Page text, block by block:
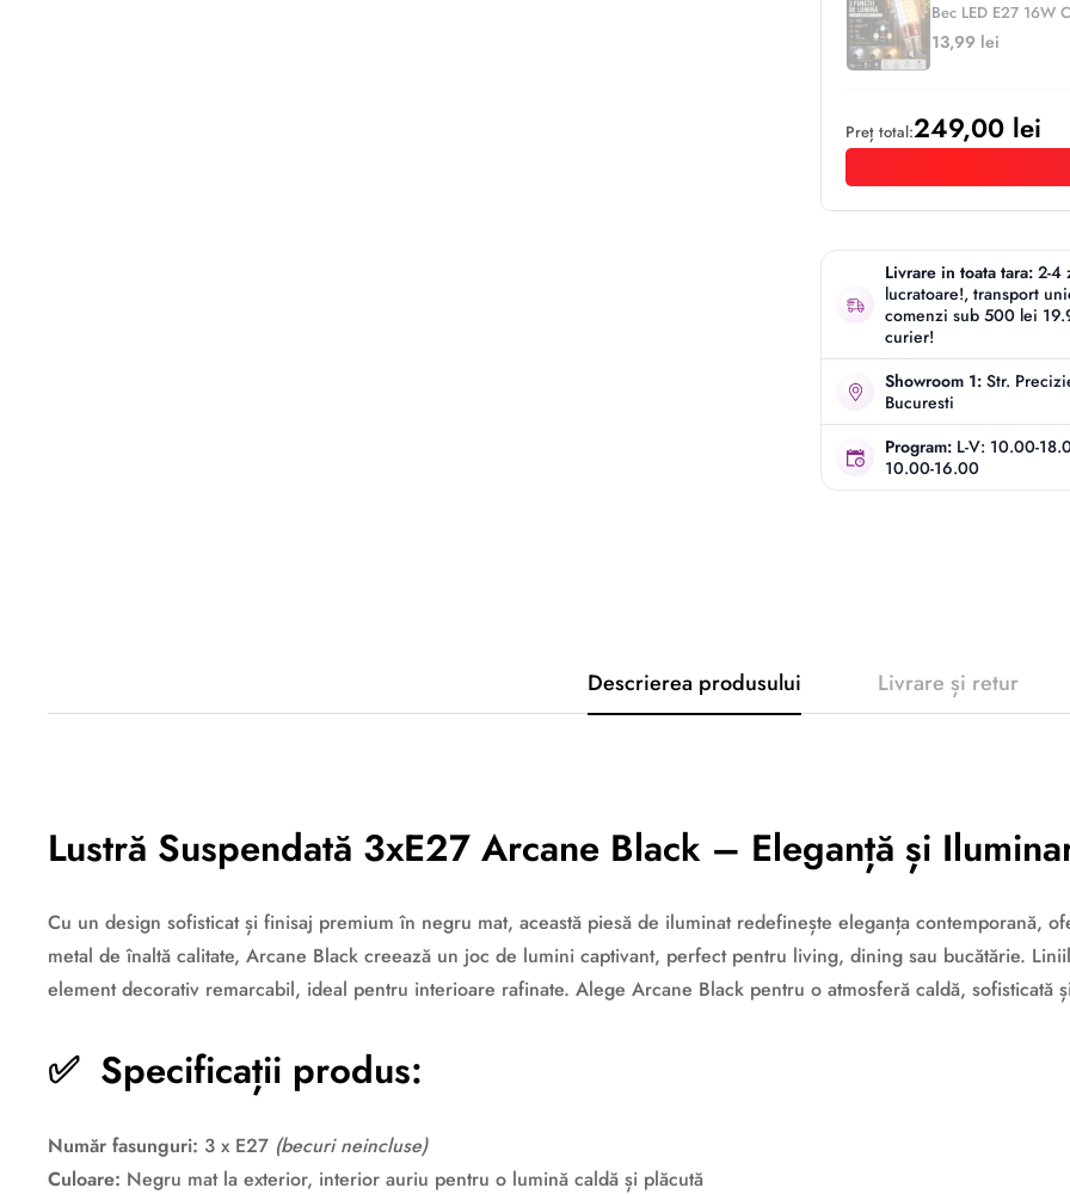
Bec LED E27 16W
13,99 lei
Preț total:249,00 lei
Livrare in toata tara: 2-4
lucratoare!, transport
comenzi sub 500 lei
curier!
Showroom 1: Str.
Bucuresti
Program: L-V: 10.00-
10.00-16.00
Descrierea produsului Livrare și retur
Lustră Suspendată 3xE27 Arcane Black – Eleganță și
Cu un design sofisticat și finisaj premium în negru mat, această piesă de iluminat redefinește eleganța contemporană,
metal de înaltă calitate, Arcane Black creează un joc de lumini captivant, perfect pentru living, dining sau bucătărie.
element decorativ remarcabil, ideal pentru interioare rafinate. Alege Arcane Black pentru o atmosferă caldă, sofisticată
✅ Specificații produs:
Număr fasunguri: 3 x E27 (becuri neincluse)
Culoare: Negru mat la exterior, interior auriu pentru o lumină caldă și plăcută